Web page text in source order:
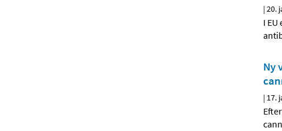
|20.
I
Ny
| 17.